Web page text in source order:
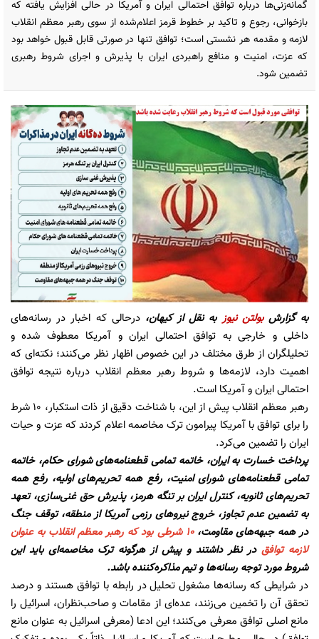
گمانه‌زنی‌ها درباره توافق احتمالی ایران و آمریکا در حالی افزایش یافته که
بازخوانی، رجوع و تاکید بر خطوط قرمز اعلام‌شده از سوی رهبر معظم انقلاب
لازمه و مقدمه هر نشستی است؛ توافق تنها در صورتی قابل قبول خواهد بود
که عزت، امنیت و منافع راهبردی ایران با پذیرش و اجرای شروط رهبری
تضمین شود.
به گزارشبولتن نیوزبه نقل از کیهان،درحالی که اخبار در رسانه‌های
داخلی و خارجی به توافق احتمالی ایران و آمریکا معطوف شده و
تحلیلگران از طرق مختلف در این خصوص اظهار نظر می‌کنند؛ نکته‌ای که
اهمیت دارد، لازمه‌ها و شروط رهبر معظم انقلاب درباره نتیجه توافق
احتمالی ایران و آمریکا است.
رهبر معظم انقلاب پیش از این، با شناخت دقیق از ذات استکبار، 10 شرط
را برای توافق با آمریکا پیرامون ترک مخاصمه اعلام کردند که عزت و حیات
ایران را تضمین می‌کرد.
پرداخت خسارت به ایران، خاتمه تمامی قطعنامه‌های شورای حکام، خاتمه
تمامی قطعنامه‌های شورای امنیت، رفع همه تحریم‌های اولیه، رفع همه
تحریم‌های ثانویه، کنترل ایران بر تنگه هرمز، پذیرش حق غنی‌سازی، تعهد
به تضمین عدم تجاوز، خروج نیروهای رزمی آمریکا از منطقه، توقف جنگ
در همه جبهه‌های مقاومت،
10 شرطی بود که رهبر معظم انقلاب به عنوان
لازمه توافقدر نظر داشتند و پیش از هرگونه ترک مخاصمه‌ای باید این
شروط مورد توجه رسانه‌ها و تیم مذاکره‌کننده باشد.
در شرایطی که رسانه‌ها مشغول تحلیل در رابطه با توافق هستند و درصد
تحقق آن را تخمین می‌زنند، عده‌ای از مقامات و صاحب‌نظران، اسرائیل را
مانع اصلی توافق معرفی می‌کنند؛ این ادعا (معرفی اسرائیل به عنوان مانع